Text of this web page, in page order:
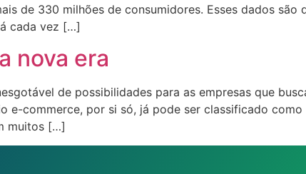
de 330 milhões de consumidores. Esses dados são
cada vez […]
nova era
de possibilidades para as empresas que
e-commerce, por si só, já pode ser classificado
muitos […]